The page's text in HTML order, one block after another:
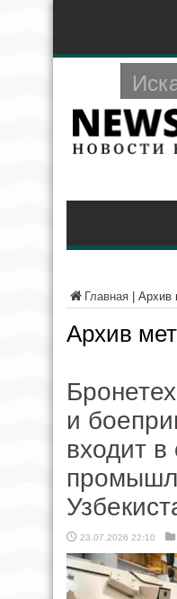
Главная Архив
Архив
и
входит
23.07.2026 22:10